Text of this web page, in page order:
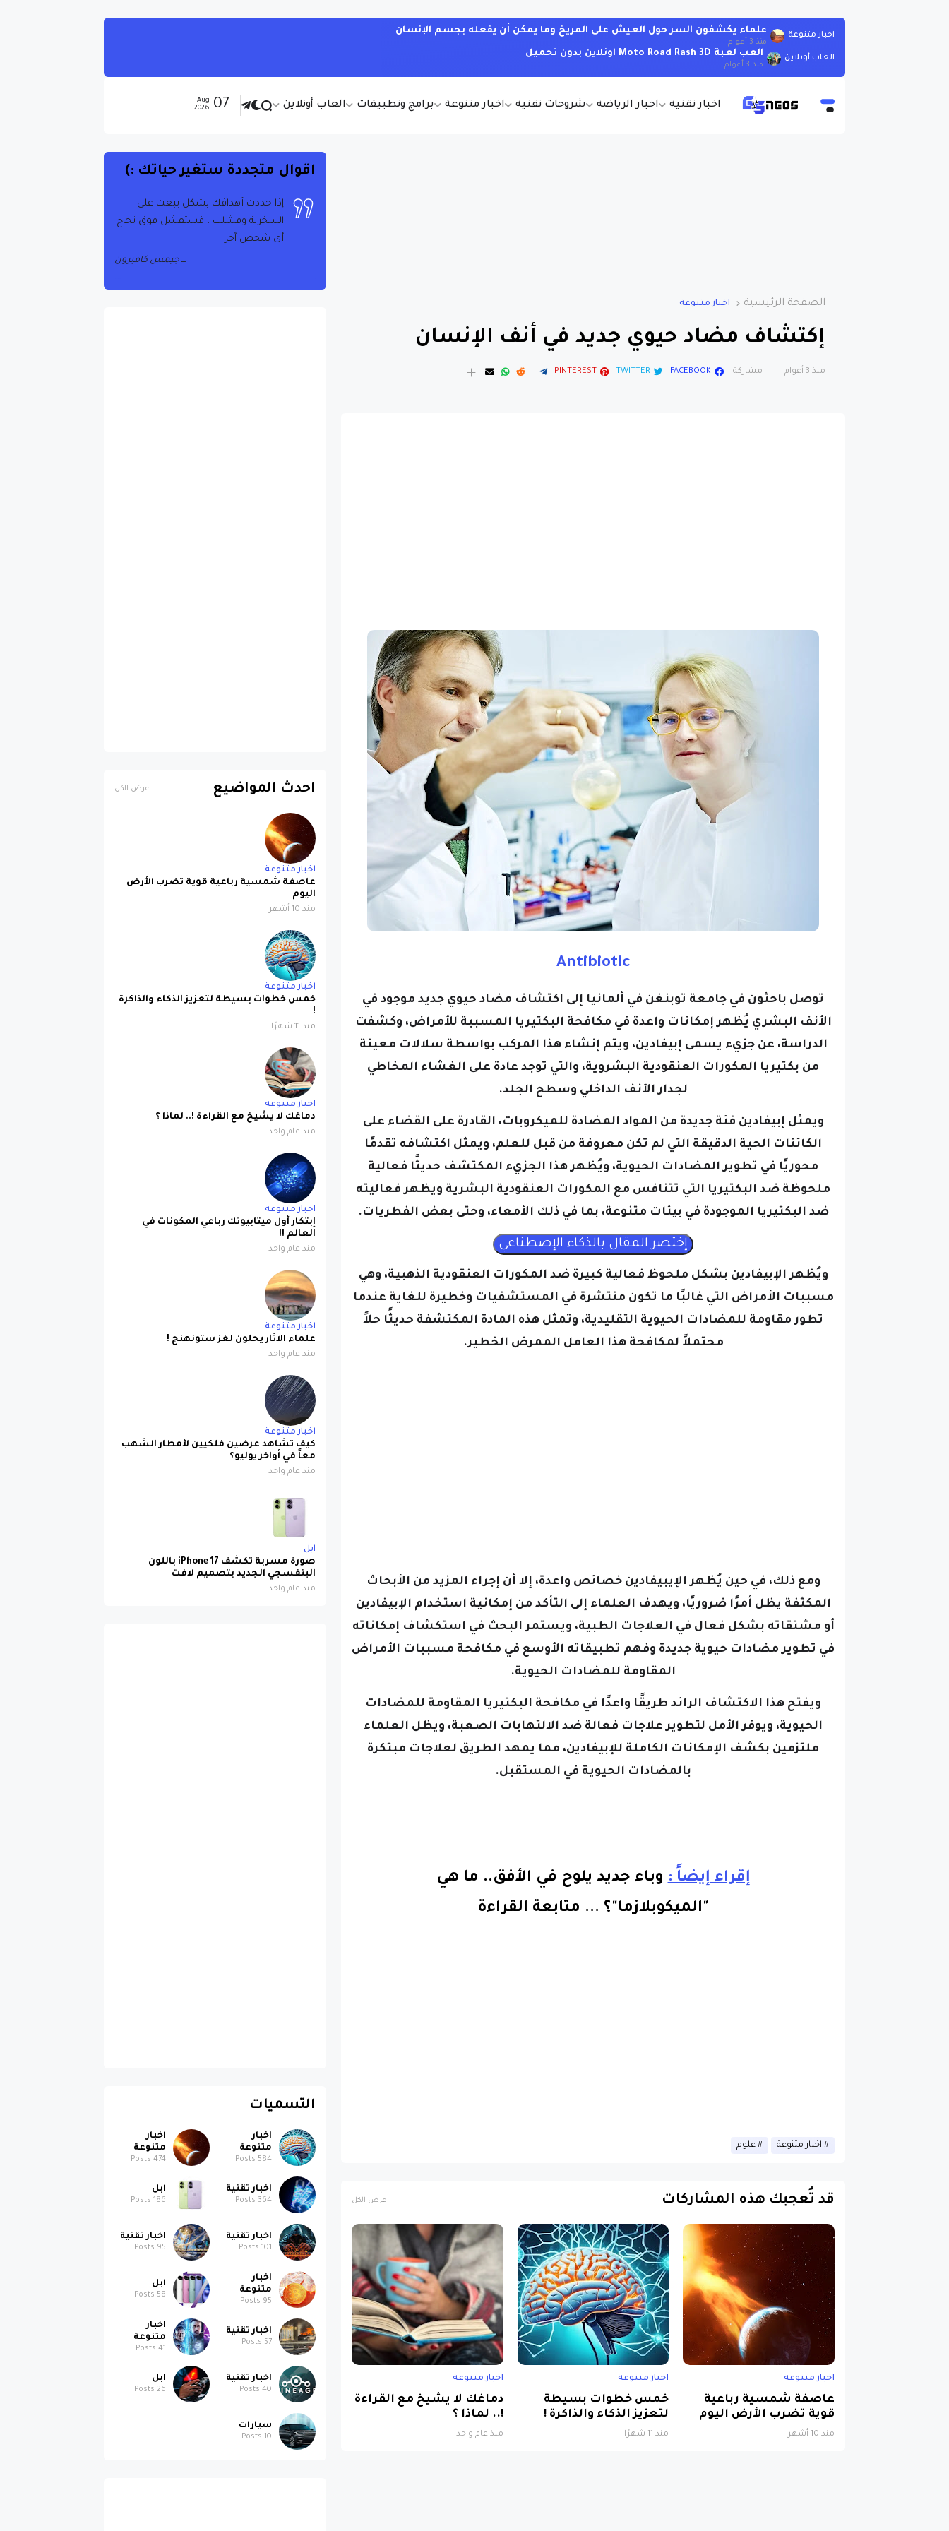
اخبار تقنية اخبار الرياضة شروحات تقنية اخبار متنوعة برامج وتطبيقات العاب أونلاين 07
Aug
2026
اخبار متنوعة علماء يكشفون السر حول العيش على المريخ وما يمكن أن يفعله بجسم الإنسان
منذ 3 أعوام
العاب أونلاين العب لعبة Moto Road Rash 3D اونلاين بدون تحميل
منذ 3 أعوام
الصفحة الرئيسية اخبار متنوعة
إكتشاف مضاد حيوي جديد في أنف الإنسان
منذ 3 أعوام مشاركة: FACEBOOK
TWITTER
PINTEREST
Antibiotic
توصل باحثون في جامعة توبنغن في ألمانيا إلى اكتشاف مضاد حيوي جديد موجود في
الأنف البشري يُظهر إمكانات واعدة في مكافحة البكتيريا المسببة للأمراض، وكشفت
الدراسة، عن جزيء يسمى إبيفادين، ويتم إنشاء هذا المركب بواسطة سلالات معينة
من بكتيريا المكورات العنقودية البشروية، والتي توجد عادة على الغشاء المخاطي
لجدار الأنف الداخلي وسطح الجلد.
ويمثل إبيفادين فئة جديدة من المواد المضادة للميكروبات، القادرة على القضاء على
الكائنات الحية الدقيقة التي لم تكن معروفة من قبل للعلم، ويمثل اكتشافه تقدمًا
محوريًا في تطوير المضادات الحيوية، ويُظهر هذا الجزيء المكتشف حديثًا فعالية
ملحوظة ضد البكتيريا التي تتنافس مع المكورات العنقودية البشرية ويظهر فعاليته
ضد البكتيريا الموجودة في بيئات متنوعة، بما في ذلك الأمعاء، وحتى بعض الفطريات.
ويُظهر الإبيفادين بشكل ملحوظ فعالية كبيرة ضد المكورات العنقودية الذهبية، وهي
مسببات الأمراض التي غالبًا ما تكون منتشرة في المستشفيات وخطيرة للغاية عندما
تطور مقاومة للمضادات الحيوية التقليدية، وتمثل هذه المادة المكتشفة حديثًا حلاً
محتملاً لمكافحة هذا العامل الممرض الخطير.
ومع ذلك، في حين يُظهر الإيبيفادين خصائص واعدة، إلا أن إجراء المزيد من الأبحاث
المكثفة يظل أمرًا ضروريًا، ويهدف العلماء إلى التأكد من إمكانية استخدام الإبيفادين
أو مشتقاته بشكل فعال في العلاجات الطبية، ويستمر البحث في استكشاف إمكاناته
في تطوير مضادات حيوية جديدة وفهم تطبيقاته الأوسع في مكافحة مسببات الأمراض
المقاومة للمضادات الحيوية.
ويفتح هذا الاكتشاف الرائد طريقًا واعدًا في مكافحة البكتيريا المقاومة للمضادات
الحيوية، ويوفر الأمل لتطوير علاجات فعالة ضد الالتهابات الصعبة، ويظل العلماء
ملتزمين بكشف الإمكانات الكاملة للإبيفادين، مما يمهد الطريق لعلاجات مبتكرة
بالمضادات الحيوية في المستقبل.
إقراء إيضاً : وباء جديد يلوح في الأفق.. ما هي
"الميكوبلازما"؟ ... متابعة القراءة
اخبار متنوعة علوم
قد تُعجبك هذه المشاركات عرض الكل
اخبار متنوعة
عاصفة شمسية رباعية
قوية تضرب الأرض اليوم
منذ 10 أشهر
اخبار متنوعة
خمس خطوات بسيطة
لتعزيز الذكاء والذاكرة !
منذ 11 شهرًا
اخبار متنوعة
دماغك لا يشيخ مع القراءة
!.. لماذا ؟
منذ عام واحد
اقوال متجددة ستغير حياتك :)
إذا حددت أهدافك بشكل يبعث على
السخرية وفشلت ، فستفشل فوق نجاح
أي شخص آخر
جيمس كاميرون
احدث المواضيع عرض الكل
اخبار متنوعة
عاصفة شمسية رباعية قوية تضرب الأرض
اليوم
منذ 10 أشهر
اخبار متنوعة
خمس خطوات بسيطة لتعزيز الذكاء والذاكرة
!
منذ 11 شهرًا
اخبار متنوعة
دماغك لا يشيخ مع القراءة !.. لماذا ؟
منذ عام واحد
اخبار متنوعة
إبتكار أول ميتابيوتك رباعي المكونات في
العالم !!
منذ عام واحد
اخبار متنوعة
علماء الآثار يحلون لغز ستونهنج !
منذ عام واحد
اخبار متنوعة
كيف تشاهد عرضين فلكيين لأمطار الشهب
معاً في أواخر يوليو؟
منذ عام واحد
ابل
صورة مسربة تكشف iPhone 17 باللون
البنفسجي الجديد بتصميم لافت
منذ عام واحد
التسميات
اخبار
متنوعة
584
اخبار
متنوعة
474
اخبار تقنية
364
ابل
186
اخبار تقنية
101
اخبار تقنية
95
اخبار
متنوعة
95
ابل
58
اخبار تقنية
57
اخبار
متنوعة
41
اخبار تقنية
40
ابل
26
سيارات
10